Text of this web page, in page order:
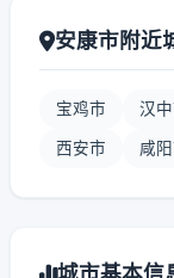
安康市附近
宝鸡市 汉
西安市 咸
城市基本信